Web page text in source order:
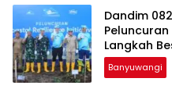
Dandim
Langkah
Ancaman
Banyuwangi